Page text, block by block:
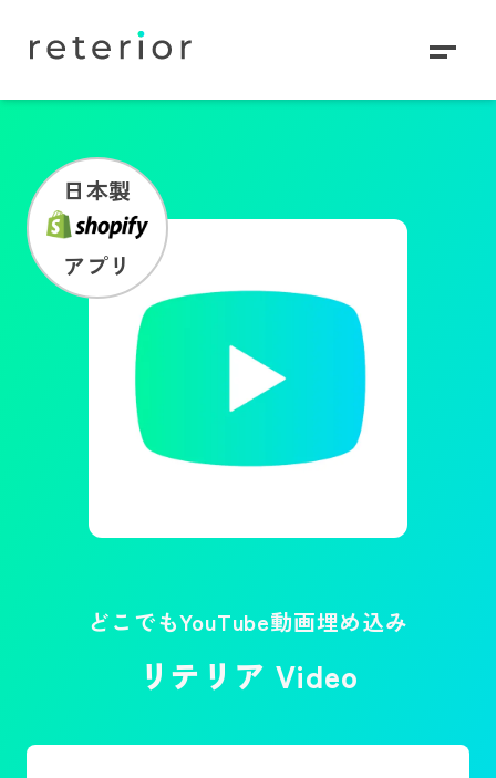
どこでもYouTube動画埋め込み
リテリア Video
日本製
アプリ